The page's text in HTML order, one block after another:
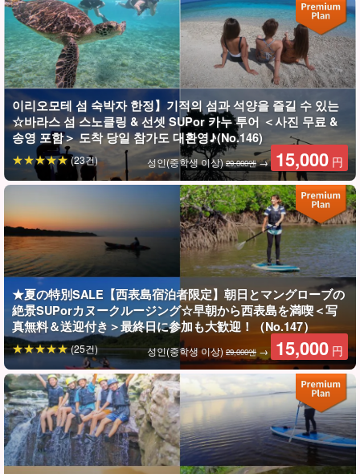
형성되어 있다.
세계가 인정한 '생물 다양성'을 실감할 수 있는 모험이 여러분을 기
다리고 있습니다☆.
사진 데이터 무료 증정
투어 중 가이드가 여러분의 사진을 찍고, 데이터를 무료로 증정해 드
립니다.
이리오모테 섬 숙박자 한정】기적의 섬과 석양을 즐길 수 있는
☆바라스 섬 스노클링 & 선셋 SUPor 카누 투어 ＜사진 무료 &
송영 포함＞ 도착 당일 참가도 대환영♪(No.146)
성인(중학생 이상)29,000엔→ 15,000 円
(23건)
★夏の特別SALE【西表島宿泊者限定】朝日とマングローブの
絶景SUPorカヌークルージング☆早朝から西表島を満喫＜写
真無料＆送迎付き＞最終日に参加も大歓迎！（No.147）
성인(중학생 이상) 29,000엔 → 15,000 円
(25건)